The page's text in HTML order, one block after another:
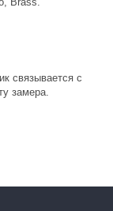
связывается с
замера.